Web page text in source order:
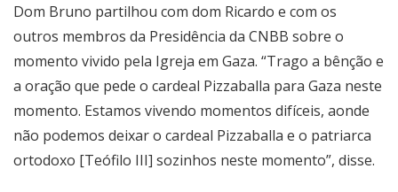
Dom Bruno partilhou com dom Ricardo e com os
outros membros da Presidência da CNBB sobre o
momento vivido pela Igreja em Gaza. “Trago a bênção e
a oração que pede o cardeal Pizzaballa para Gaza neste
momento. Estamos vivendo momentos difíceis, aonde
não podemos deixar o cardeal Pizzaballa e o patriarca
ortodoxo [Teófilo III] sozinhos neste momento”, disse.